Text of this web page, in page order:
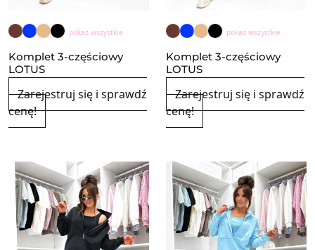
pokaż wszystkie
Komplet 3-częściowy
LOTUS
Zarejestruj się i sprawdź
cenę!
pokaż wszystkie
Komplet 3-częściowy
LOTUS
Zarejestruj się i sprawdź
cenę!